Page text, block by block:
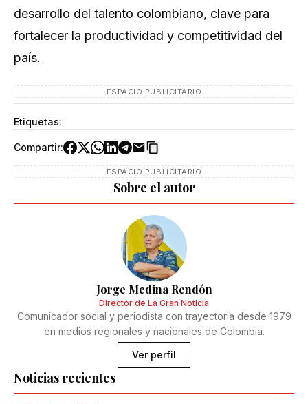
desarrollo del talento colombiano, clave para
fortalecer la productividad y competitividad del
país.
ESPACIO PUBLICITARIO
Etiquetas:
Compartir:
ESPACIO PUBLICITARIO
Noticias recientes
Sobre el autor
Jorge Medina Rendón
Director de La Gran Noticia
Comunicador social y periodista con trayectoria desde 1979
en medios regionales y nacionales de Colombia.
Ver perfil